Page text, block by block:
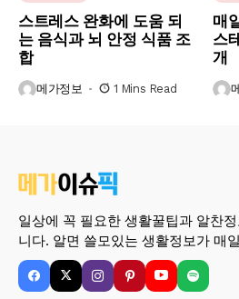
스트레스 완화에 도움 되
는 음식과 뇌 안정 식품 조
합
메가정보 1 Mins Read
매
스
개
일상에 꼭 필요한 생활꿀팁과 알찬
니다. 알면 쓸모있는 생활정보가 매